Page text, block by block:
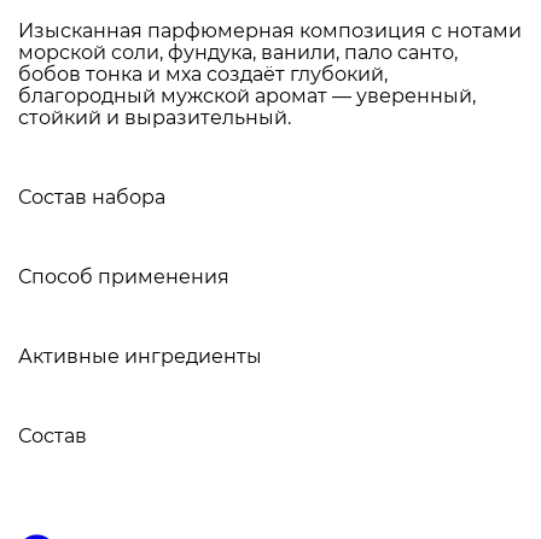
Изысканная парфюмерная композиция с нотами
морской соли, фундука, ванили, пало санто,
бобов тонка и мха создаёт глубокий,
благородный мужской аромат — уверенный,
стойкий и выразительный.
Состав набора
Способ применения
Активные ингредиенты
Состав